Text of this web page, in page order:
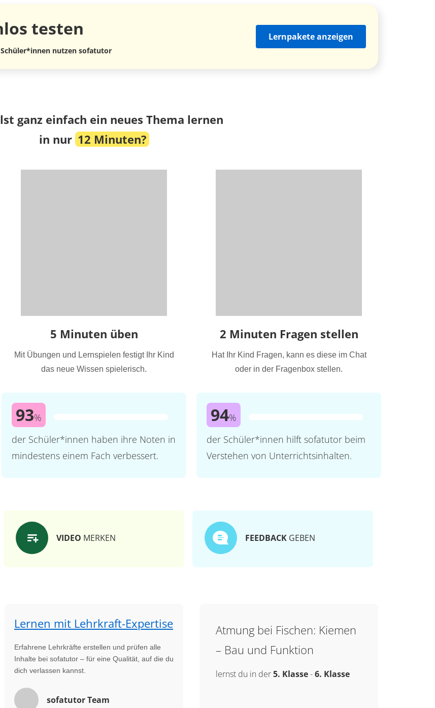
testen
nutzen sofatutor
Lernpakete anzeigen
ganz einfach ein neues Thema lernen
in nur 12 Minuten?
5 Minuten üben
Mit Übungen und Lernspielen festigt Ihr Kind
das neue Wissen spielerisch.
93%
der Schüler*innen haben ihre Noten in
mindestens einem Fach verbessert.
2 Minuten Fragen stellen
Hat Ihr Kind Fragen, kann es diese im Chat
oder in der Fragenbox stellen.
94%
der Schüler*innen hilft sofatutor beim
Verstehen von Unterrichtsinhalten.
VIDEO MERKEN FEEDBACK GEBEN
Lernen mit Lehrkraft-Expertise
Erfahrene Lehrkräfte erstellen und prüfen alle
Inhalte bei sofatutor – für eine Qualität, auf die du
dich verlassen kannst.
sofatutor Team
Atmung bei Fischen: Kiemen
– Bau und Funktion
lernst du in der5. Klasse-6. Klasse